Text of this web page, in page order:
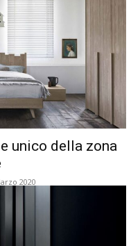
unico della zona
2020